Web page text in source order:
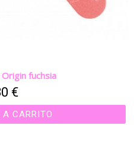
fuchsia
€
CARRITO